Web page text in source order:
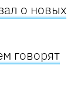
о новых
говорят